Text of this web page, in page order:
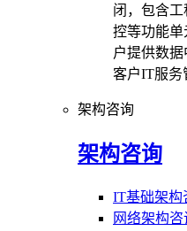
闭，包含
控等功能
户提供数
客户IT服务
架构咨询
架构咨询
IT基础架构
网络架构咨